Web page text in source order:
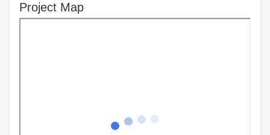
Project Map